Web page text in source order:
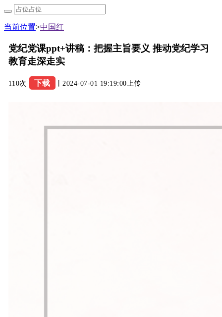
当前位置>中国红
党纪党课ppt+讲稿：把握主旨要义 推动党纪学习
教育走深走实
110次 下载 丨2024-07-01 19:19:00上传